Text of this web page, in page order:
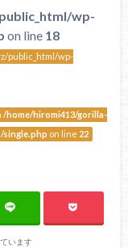
wp-
on line 18
public_html/wp-
/home/hiromi413/gorilla-
single.php on line 22
います